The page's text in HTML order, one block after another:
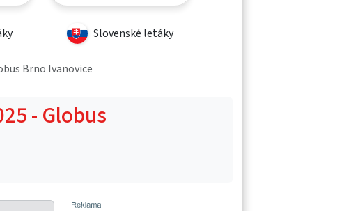
Slovenské letáky
Brno Ivanovice
- Globus